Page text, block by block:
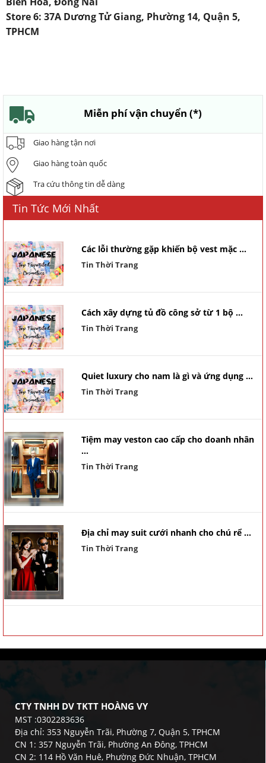
Store 6: 37A Dương Tử Giang, Phường 14, Quận 5,
TPHCM
Miễn phí vận chuyển (*)
Giao hàng tận nơi
Giao hàng toàn quốc
Tra cứu thông tin dễ dàng
Tin Tức Mới Nhất
Các lỗi thường gặp khiến bộ vest mặc ...
Tin Thời Trang
Cách xây dựng tủ đồ công sở từ 1 bộ ...
Tin Thời Trang
Quiet luxury cho nam là gì và ứng dụng ...
Tin Thời Trang
Tiệm may veston cao cấp cho doanh nhân
...
Tin Thời Trang
Địa chỉ may suit cưới nhanh cho chú rể ...
Tin Thời Trang
CTY TNHH DV TKTT HOÀNG VY
MST :0302283636
Địa chỉ: 353 Nguyễn Trãi, Phường 7, Quận 5, TPHCM
CN 1: 357 Nguyễn Trãi, Phường An Đông, TPHCM
CN 2: 114 Hồ Văn Huê, Phường Đức Nhuận, TPHCM